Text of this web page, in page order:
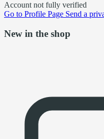
Account not fully verified
Go to Profile Page Send a
New in the shop